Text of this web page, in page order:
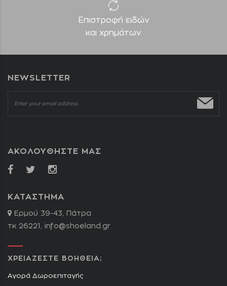
Επιστροφή ειδών
και χρημάτων
NEWSLETTER
ΑΚΟΛΟΥΘΗΣΤΕ ΜΑΣ
ΚΑΤΑΣΤΗΜΑ
Ερμού 39-43, Πάτρα
τκ 26221, info@shoeland.gr
ΧΡΕΙΑΖΕΣΤΕ ΒΟΗΘΕΙΑ;
Αγορά Δωροεπιταγής